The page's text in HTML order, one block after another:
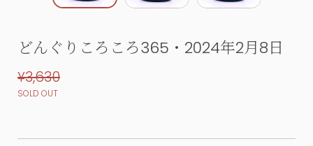
どんぐりころころ365・2024年2月8日
¥3,630
SOLD OUT